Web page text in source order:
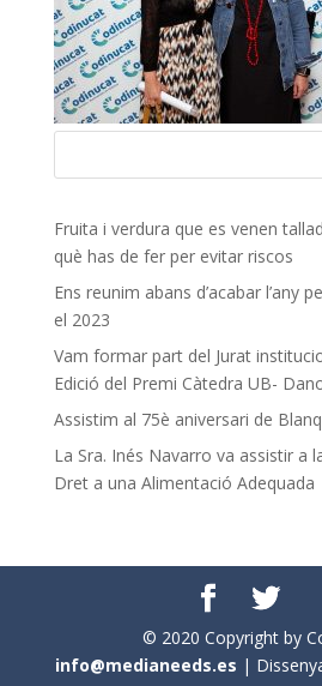
Fruita i verdura que es venen
què has de fer per evitar riscos
Ens reunim abans d’acabar l’any
el 2023
Vam formar part del Jurat
Edició del Premi Càtedra UB-
Assistim al 75è aniversari de
La Sra. Inés Navarro va assistir a
Dret a una Alimentació Adequada
© 2020 Copyright by
info@medianeeds.es |